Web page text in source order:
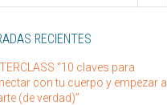
RECIENTES
“10 claves para
con tu cuerpo y empezar a
(de verdad)”